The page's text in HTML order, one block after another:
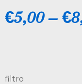
€5,00– €
filtro